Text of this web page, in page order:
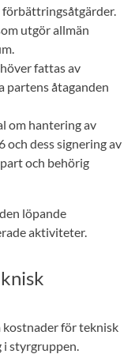
förbättringsåtgärder.
utgör allmän
fattas av
partens åtaganden
om hantering av
dess signering av
och behörig
löpande
aktiviteter.
kostnader för teknisk
styrgruppen.